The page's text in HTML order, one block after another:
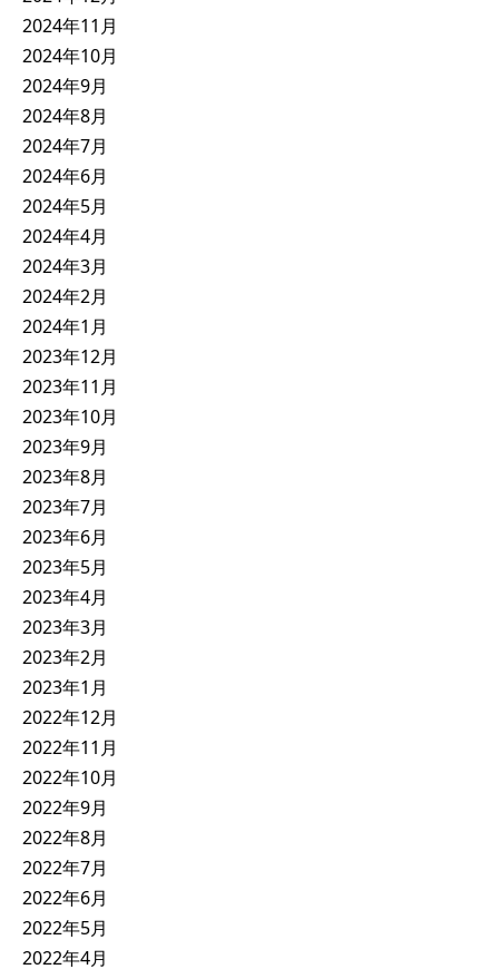
2024年11月
2024年10月
2024年9月
2024年8月
2024年7月
2024年6月
2024年5月
2024年4月
2024年3月
2024年2月
2024年1月
2023年12月
2023年11月
2023年10月
2023年9月
2023年8月
2023年7月
2023年6月
2023年5月
2023年4月
2023年3月
2023年2月
2023年1月
2022年12月
2022年11月
2022年10月
2022年9月
2022年8月
2022年7月
2022年6月
2022年5月
2022年4月